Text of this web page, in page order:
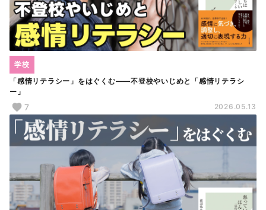
「感情リテラシー」をはぐくむ――不登校やいじめと「感情リテラシ
ー」
学校
7 2026.05.13